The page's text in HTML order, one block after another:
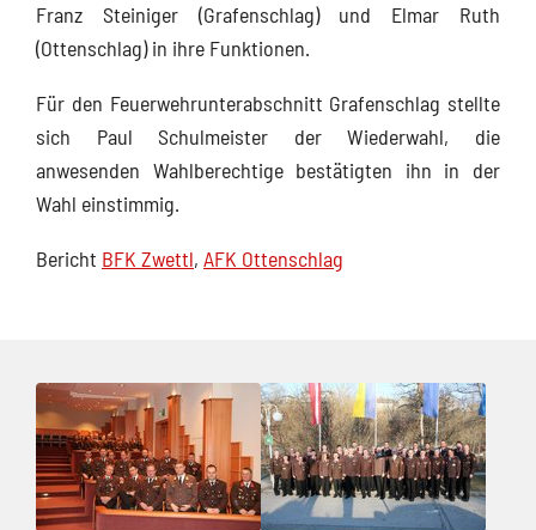
Franz Steiniger (Grafenschlag) und Elmar Ruth
(Ottenschlag) in ihre Funktionen.
Für den Feuerwehrunterabschnitt Grafenschlag stellte
sich Paul Schulmeister der Wiederwahl, die
anwesenden Wahlberechtige bestätigten ihn in der
Wahl einstimmig.
Bericht BFK Zwettl, AFK Ottenschlag